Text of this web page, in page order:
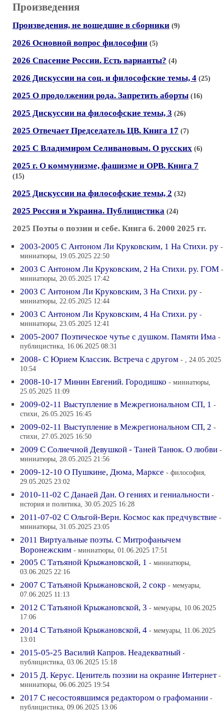
Произведения
Произведения, не вошедшие в сборники (9)
2026 Основной вопрос философии (5)
2026 Спасение России. Есть варианты? (4)
2026 Дискуссии на соц. и философские темы, 4 (25)
2025 О продолжении рода. Запретить аборты (16)
2025 Дискуссии на философские темы, 3 (26)
2025 Отвечает Председатель ЦВ. Книга 17 (7)
2025 С Владимиром Селивановым. О русских (6)
2025 г. О коммунизме, фашизме и ОРВ. Книга 7
(15)
2025 Дискуссии на философские темы, 2 (32)
2025 Россия и Украина. Публицистика (24)
2025 Поэты о поэзии и себе. Книга 6. 2000 2025 гг.
2003-2005 С Антоном Ли Круковским, 1 На Стихи. ру -
миниатюры, 19.05.2025 22:50
2003 С Антоном Ли Круковским, 2 На Стихи. ру. ГОМ -
миниатюры, 20.05.2025 17:42
2003 С Антоном Ли Круковским, 3 На Стихи. ру -
миниатюры, 22.05.2025 12:44
2003 С Антоном Ли Круковским, 4 На Стихи. ру -
миниатюры, 23.05.2025 12:41
2005-2007 Поэтическое чутье с душком. Памяти Има -
публицистика, 16.06.2025 08:31
2008- С Юрием Классик. Встреча с другом - , 24.05.2025
10:54
2008-10-17 Минин Евгений. Городишко - миниатюры,
25.05.2025 11:09
2009-02-11 Выступление в Межрегиональном СП, 1 -
стихи, 26.05.2025 16:45
2009-02-11 Выступление в Межрегиональном СП, 2 -
стихи, 27.05.2025 16:50
2009 С Солнечной Девушкой - Таней Танюк. О любви -
миниатюры, 28.05.2025 21:56
2009-12-10 О Пушкине, Дюма, Марксе - философия,
29.05.2025 23:02
2010-11-02 С Данаей Дан. О гениях и гениальности -
история и политика, 30.05.2025 16:28
2011-07-02 С Ольгой-Верн. Космос как предчувствие -
миниатюры, 31.05.2025 23:05
2011 Виртуальные поэты. С Митрофанычем
Воронежским - миниатюры, 01.06.2025 17:51
2005 С Татьяной Крыжановской, 1 - миниатюры,
03.06.2025 22:16
2007 С Татьяной Крыжановской, 2 сокр - мемуары,
07.06.2025 11:13
2012 С Татьяной Крыжановской, 3 - мемуары, 10.06.2025
17:06
2014 С Татьяной Крыжановской, 4 - мемуары, 11.06.2025
13:01
2015-05-25 Василий Капров. Неадекватный -
публицистика, 03.06.2025 15:18
2015 Д. Керус. Ценитель поэзии на окраине Интернет -
миниатюры, 06.06.2025 19:54
2017 С несостоявшимся редактором о графомании -
публицистика, 09.06.2025 13:06